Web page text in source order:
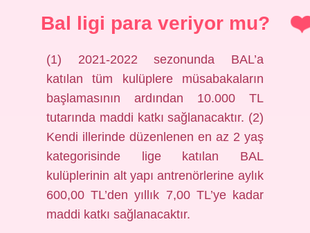
Bal ligi para veriyor mu?
(1) 2021-2022 sezonunda BAL’a
katılan tüm kulüplere müsabakaların
başlamasının ardından 10.000 TL
tutarında maddi katkı sağlanacaktır. (2)
Kendi illerinde düzenlenen en az 2 yaş
kategorisinde lige katılan BAL
kulüplerinin alt yapı antrenörlerine aylık
600,00 TL’den yıllık 7,00 TL’ye kadar
maddi katkı sağlanacaktır.